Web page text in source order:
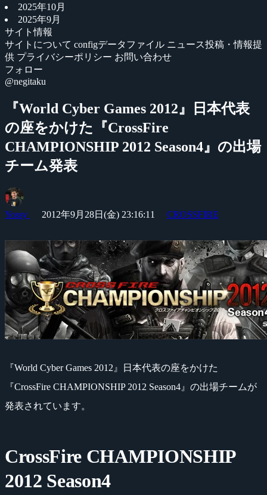
2025年10月
2025年9月
サイト情報
サイトについて configデータファイル ニュース投稿・情報提
供 プライバシーポリシー お問い合わせ
フォロー
@negitaku
『World Cyber Games 2012』日本代表
の座をかけた『CrossFire
CHAMPIONSHIP 2012 Season4』の出場
チーム発表
Yossy 2012年9月28日(金) 23:16:11 CROSSFIRE
『World Cyber Games 2012』日本代表の座をかけた
『CrossFire CHAMPIONSHIP 2012 Season4』の出場チームが
発表されています。
CrossFire CHAMPIONSHIP
2012 Season4